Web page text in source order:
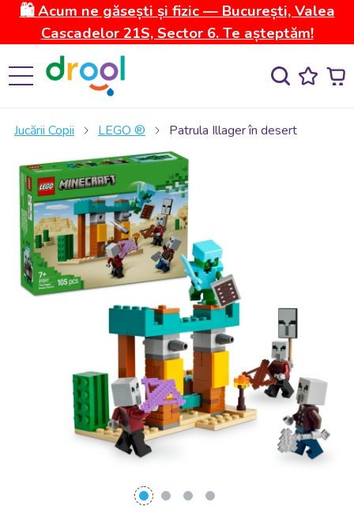
🛍️ Acum ne găsești și fizic — București, Valea
Cascadelor 21S, Sector 6. Te așteptăm!
Jucării Copii LEGO ® Patrula Illager în desert